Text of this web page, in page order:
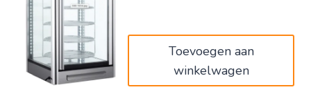
Toevoegen aan
winkelwagen